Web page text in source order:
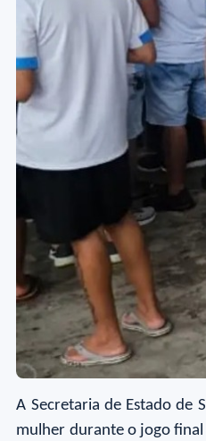
A Secretaria de Estado de
mulher durante o jogo final